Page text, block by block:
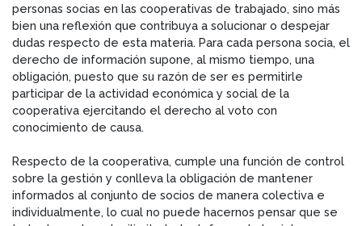
personas socias en las cooperativas de trabajado, sino más
bien una reflexión que contribuya a solucionar o despejar
dudas respecto de esta materia. Para cada persona socia, el
derecho de información supone, al mismo tiempo, una
obligación, puesto que su razón de ser es permitirle
participar de la actividad económica y social de la
cooperativa ejercitando el derecho al voto con
conocimiento de causa.
Respecto de la cooperativa, cumple una función de control
sobre la gestión y conlleva la obligación de mantener
informados al conjunto de socios de manera colectiva e
individualmente, lo cual no puede hacernos pensar que se